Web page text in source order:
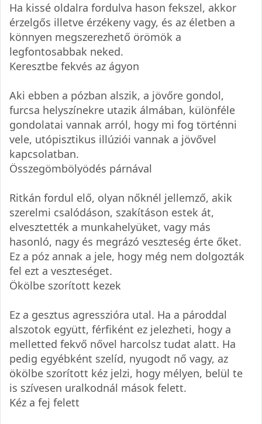
Ha kissé oldalra fordulva hason fekszel, akkor
érzelgős illetve érzékeny vagy, és az életben a
könnyen megszerezhető örömök a
legfontosabbak neked.
Keresztbe fekvés az ágyon
Aki ebben a pózban alszik, a jövőre gondol,
furcsa helyszínekre utazik álmában, különféle
gondolatai vannak arról, hogy mi fog történni
vele, utópisztikus illúziói vannak a jövővel
kapcsolatban.
Összegömbölyödés párnával
Ritkán fordul elő, olyan nőknél jellemző, akik
szerelmi csalódáson, szakításon estek át,
elvesztették a munkahelyüket, vagy más
hasonló, nagy és megrázó veszteség érte őket.
Ez a póz annak a jele, hogy még nem dolgozták
fel ezt a veszteséget.
Ökölbe szorított kezek
Ez a gesztus agresszióra utal. Ha a pároddal
alszotok együtt, férfiként ez jelezheti, hogy a
melletted fekvő nővel harcolsz tudat alatt. Ha
pedig egyébként szelíd, nyugodt nő vagy, az
ökölbe szorított kéz jelzi, hogy mélyen, belül te
is szívesen uralkodnál mások felett.
Kéz a fej felett